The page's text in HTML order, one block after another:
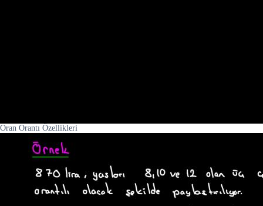
Oran Orantı Özellikleri